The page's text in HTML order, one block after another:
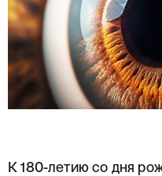
К 180-летию со дня